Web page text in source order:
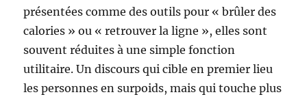
présentées comme des outils pour « brûler des
calories » ou « retrouver la ligne », elles sont
souvent réduites à une simple fonction
utilitaire. Un discours qui cible en premier lieu
les personnes en surpoids, mais qui touche plus